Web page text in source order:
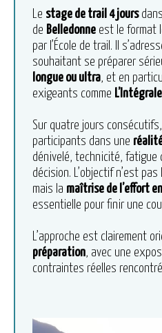
Le stage de trail 4 jours
de Belledonne est le format
par l’École de trail. Il
souhaitant se préparer
longue ou ultra, et en
exigeants comme
Sur quatre jours
participants dans une
dénivelé, technicité, fatigue
décision. L’objectif n’est
mais la maîtrise de l’effort
essentielle pour finir une
L’approche est clairement
préparation, avec une
contraintes réelles